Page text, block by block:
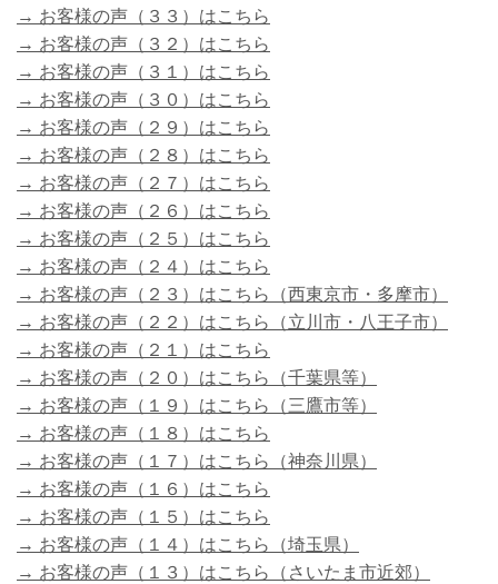
→ お客様の声（３３）はこちら
→ お客様の声（３２）はこちら
→ お客様の声（３１）はこちら
→ お客様の声（３０）はこちら
→ お客様の声（２９）はこちら
→ お客様の声（２８）はこちら
→ お客様の声（２７）はこちら
→ お客様の声（２６）はこちら
→ お客様の声（２５）はこちら
→ お客様の声（２４）はこちら
→ お客様の声（２３）はこちら（西東京市・多摩市）
→ お客様の声（２２）はこちら（立川市・八王子市）
→ お客様の声（２１）はこちら
→ お客様の声（２０）はこちら（千葉県等）
→ お客様の声（１９）はこちら（三鷹市等）
→ お客様の声（１８）はこちら
→ お客様の声（１７）はこちら（神奈川県）
→ お客様の声（１６）はこちら
→ お客様の声（１５）はこちら
→ お客様の声（１４）はこちら（埼玉県）
→ お客様の声（１３）はこちら（さいたま市近郊）